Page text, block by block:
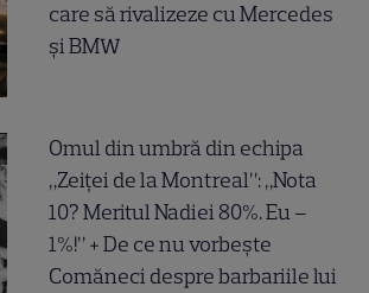
care să rivalizeze cu Mercedes
și BMW
Omul din umbră din echipa
„Zeiței de la Montreal”: „Nota
10? Meritul Nadiei 80%. Eu –
1%!” + De ce nu vorbește
Comăneci despre barbariile lui